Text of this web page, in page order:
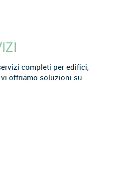
completi per edifici,
offriamo soluzioni su